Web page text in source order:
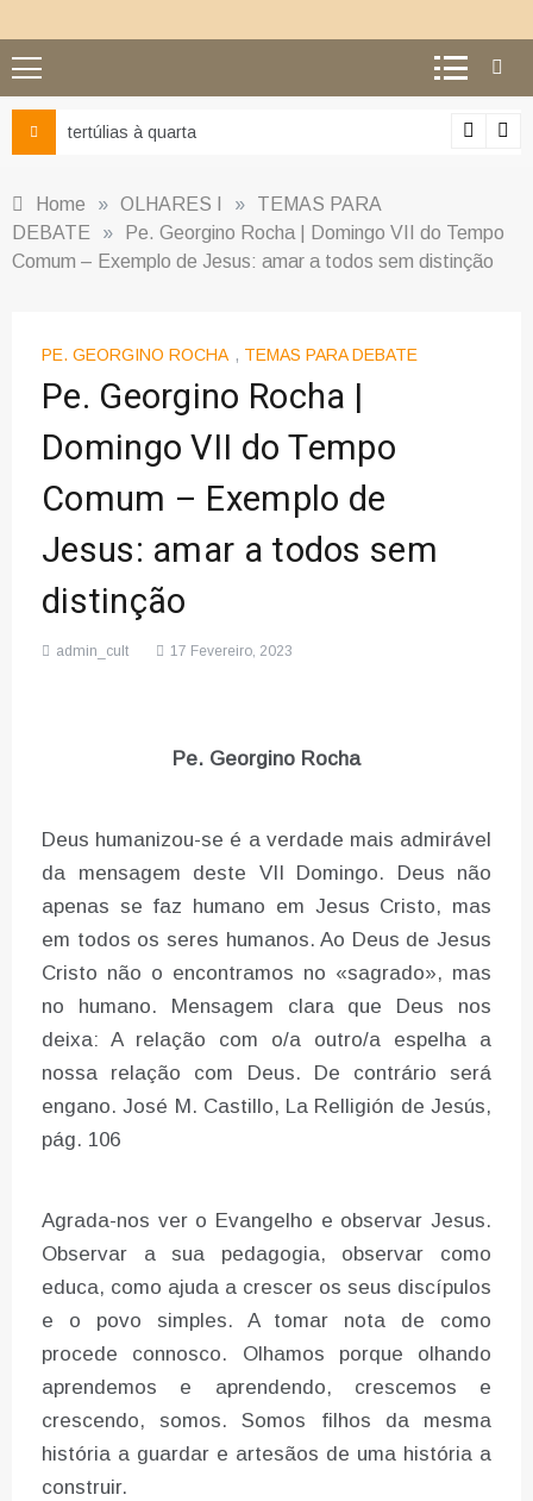
Ciência e religião: como superar o equívoco do conflito
Home » OLHARES I »
TEMAS PARA
DEBATE
»
Pe. Georgino Rocha | Domingo VII do Tempo
Comum – Exemplo de Jesus: amar a todos sem distinção
PE. GEORGINO ROCHA , TEMAS PARA DEBATE
Pe. Georgino Rocha |
Domingo VII do Tempo
Comum – Exemplo de
Jesus: amar a todos sem
distinção
admin_cult 17 Fevereiro, 2023
Pe. Georgino Rocha
Deus humanizou-se é a verdade mais admirável
da mensagem deste VII Domingo. Deus não
apenas se faz humano em Jesus Cristo, mas
em todos os seres humanos. Ao Deus de Jesus
Cristo não o encontramos no «sagrado», mas
no humano. Mensagem clara que Deus nos
deixa: A relação com o/a outro/a espelha a
nossa relação com Deus. De contrário será
engano. José M. Castillo, La Relligión de Jesús,
pág. 106
Agrada-nos ver o Evangelho e observar Jesus.
Observar a sua pedagogia, observar como
educa, como ajuda a crescer os seus discípulos
e o povo simples. A tomar nota de como
procede connosco. Olhamos porque olhando
aprendemos e aprendendo, crescemos e
crescendo, somos. Somos filhos da mesma
história a guardar e artesãos de uma história a
construir.